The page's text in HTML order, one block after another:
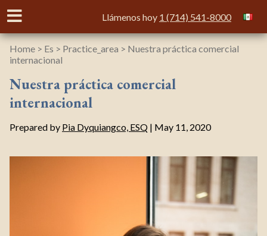
Llámenos hoy 1 (714) 541-8000
INICIO
ÁREAS DE PRACTICA
DIRECCIONES
CONTACTO
Home > Es > Practice_area > Nuestra práctica comercial
internacional
Nuestra práctica comercial
internacional
Prepared by Pia Dyquiangco, ESQ | May 11, 2020